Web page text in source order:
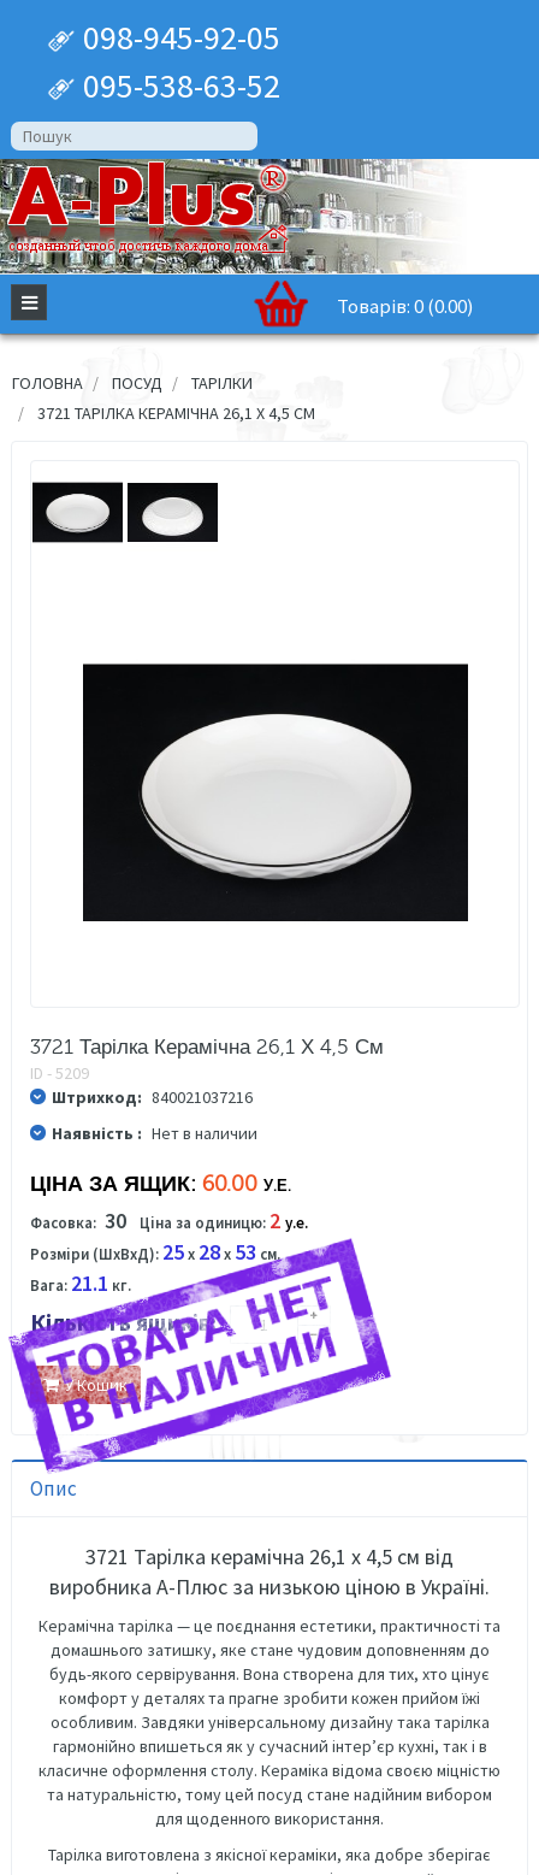
098-945-92-05
095-538-63-52
Товарів: 0 (0.00)
ГОЛОВНА ПОСУД
ТАРІЛКИ
3721 ТАРІЛКА КЕРАМІЧНА 26,1 Х 4,5 СМ
3721 Тарілка Керамічна 26,1 Х 4,5 См
ID - 5209
Штрихкод: 840021037216
Наявність : Нет в наличии
ЦІНА ЗА ЯЩИК: 60.00 У.Е.
Фасовка: 30 Ціна за одиницю: 2 у.е.
Розміри (ШхВхД): 25x 28x 53 см.
Вага: 21.1 кг.
Кількість ящиків:
У Кошик
Опис
3721 Тарілка керамічна 26,1 х 4,5 см від
виробника А-Плюс за низькою ціною в Україні.
Керамічна тарілка — це поєднання естетики, практичності та
домашнього затишку, яке стане чудовим доповненням до
будь-якого сервірування. Вона створена для тих, хто цінує
комфорт у деталях та прагне зробити кожен прийом їжі
особливим. Завдяки універсальному дизайну така тарілка
гармонійно впишеться як у сучасний інтер’єр кухні, так і в
класичне оформлення столу. Кераміка відома своєю міцністю
та натуральністю, тому цей посуд стане надійним вибором
для щоденного використання.
Тарілка виготовлена з якісної кераміки, яка добре зберігає